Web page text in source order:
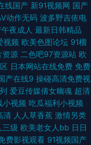
整有限中 成年女人免费碰碰
色图片 亚洲第一综合天堂另
航 亚洲高清炮 欧美一区二区
亚洲性夜夜时 美国理伦影片
频 日本精品一本在线亚洲观
视频 国内亚州视频在线观看
线国产 新91视频网 国产
动作无码 波多野吉依电
夜成人 最新日韩精品
视频 欧美色图论坛 91榴
资源 二色吧97资源站 欧
日本网站在线免费 免费
产在线9 操碰高清免费视
爱豆传媒倩女幽魂 超清
小视频 吃瓜福利小视频
清 人人草香蕉 激情另类
三级 欧美老女人bb 日日
费影视观看 91视频国产